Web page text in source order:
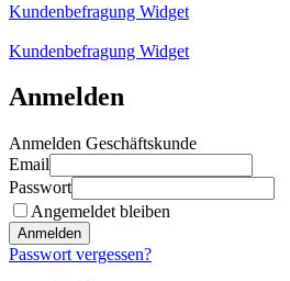
Kundenbefragung Widget
Kundenbefragung Widget
Anmelden
Anmelden Geschäftskunde
Email
Passwort
Angemeldet bleiben
Anmelden
Passwort vergessen?